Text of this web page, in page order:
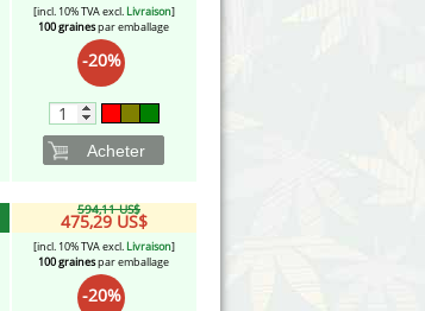
[incl. 10% TVA excl. Livraison]
100 grainespar emballage
-20%
Acheter
594,11 US$
475,29 US$
[incl. 10% TVA excl. Livraison]
100 grainespar emballage
-20%